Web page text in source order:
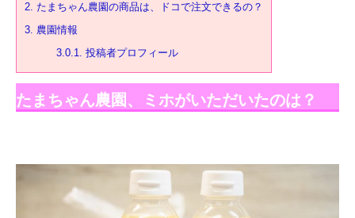
2. たまちゃん農園の商品は、ドコで注文できるの？
3. 農園情報
3.0.1. 投稿者プロフィール
たまちゃん農園、ミホがいただいたのは？